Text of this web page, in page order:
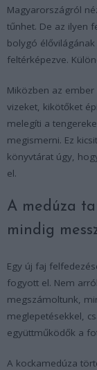
Magyarországról
tűnhet. De az ilyen
bolygó
feltérképezve.
Miközben az
vizeket, kikötőket
melegíti a
megismerni. Ez
könyvtárat úgy,
el.
A medúza
mindig
Egy új faj
fogyott el. Nem
megszámoltunk,
meglepetésekkel,
együttműködők a
A kockamedúza